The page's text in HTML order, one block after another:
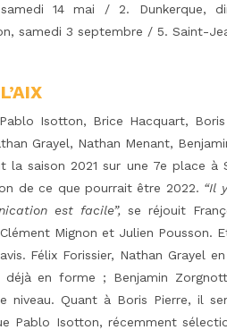
samedi 14 mai / 2. Dunkerque,
samedi 3 septembre / 5. Saint-
Pablo Isotton, Brice Hacquart,
Grayel, Nathan Menant,
la saison 2021 sur une 7e place
de ce que pourrait être 2022. “Il
est facile”, se réjouit
Mignon et Julien Pousson.
Félix Forissier, Nathan Grayel
en forme ; Benjamin
niveau. Quant à Boris Pierre, il
Pablo Isotton, récemment